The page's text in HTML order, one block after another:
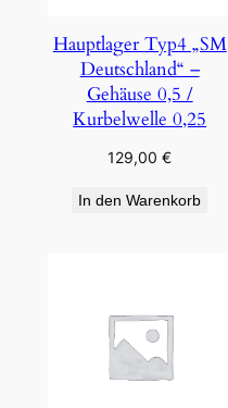
Hauptlager Typ4 „SM
Deutschland“ –
Gehäuse 0,5 /
Kurbelwelle 0,25
129,00€
In den Warenkorb